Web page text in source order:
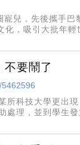
兒，先後攜手巴
，吸引大批年輕
要鬧了
科技大學更出現
理，並到學生發